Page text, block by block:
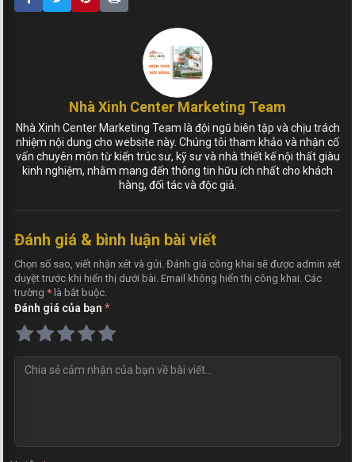
Nhà Xinh Center Marketing Team
Nhà Xinh Center Marketing Team là đội ngũ biên tập và chịu trách
nhiệm nội dung cho website này. Chúng tôi tham khảo và nhận cố
vấn chuyên môn từ kiến trúc sư, kỹ sư và nhà thiết kế nội thất giàu
kinh nghiệm, nhằm mang đến thông tin hữu ích nhất cho khách
hàng, đối tác và độc giả.
Đánh giá & bình luận bài viết
Chọn số sao, viết nhận xét và gửi. Đánh giá công khai sẽ được admin xét
duyệt trước khi hiển thị dưới bài. Email không hiển thị công khai. Các
trường * là bắt buộc.
Đánh giá của bạn *